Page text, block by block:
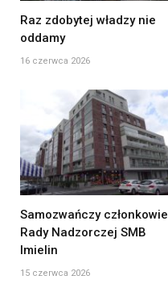
Raz zdobytej władzy nie
oddamy
16 czerwca 2026
Samozwańczy członkowie
Rady Nadzorczej SMB
Imielin
15 czerwca 2026